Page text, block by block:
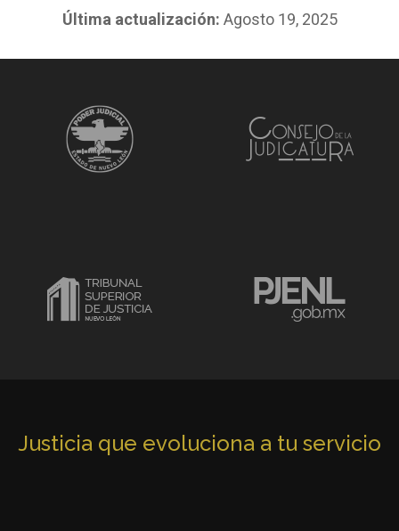
Última actualización: Agosto 19, 2025
Justicia que evoluciona a tu servicio